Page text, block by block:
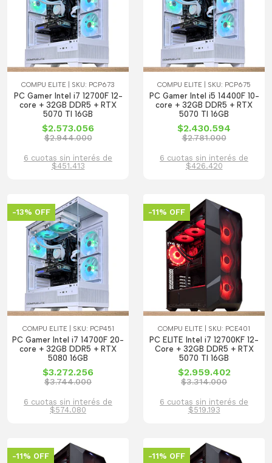
COMPU ELITE | SKU: PCP673
PC Gamer Intel i7 12700F 12-
core + 32GB DDR5 + RTX
5070 TI 16GB
$2.573.056
$2.944.000
6 cuotas sin interés de
$451.413
COMPU ELITE | SKU: PCP675
PC Gamer Intel i5 14400F 10-
core + 32GB DDR5 + RTX
5070 TI 16GB
$2.430.594
$2.781.000
6 cuotas sin interés de
$426.420
-13% OFF
COMPU ELITE | SKU: PCP451
PC Gamer Intel i7 14700F 20-
core + 32GB DDR5 + RTX
5080 16GB
$3.272.256
$3.744.000
6 cuotas sin interés de
$574.080
-11% OFF
COMPU ELITE | SKU: PCE401
PC ELITE Intel i7 12700KF 12-
Core + 32GB DDR5 + RTX
5070 TI 16GB
$2.959.402
$3.314.000
6 cuotas sin interés de
$519.193
-11% OFF -11% OFF